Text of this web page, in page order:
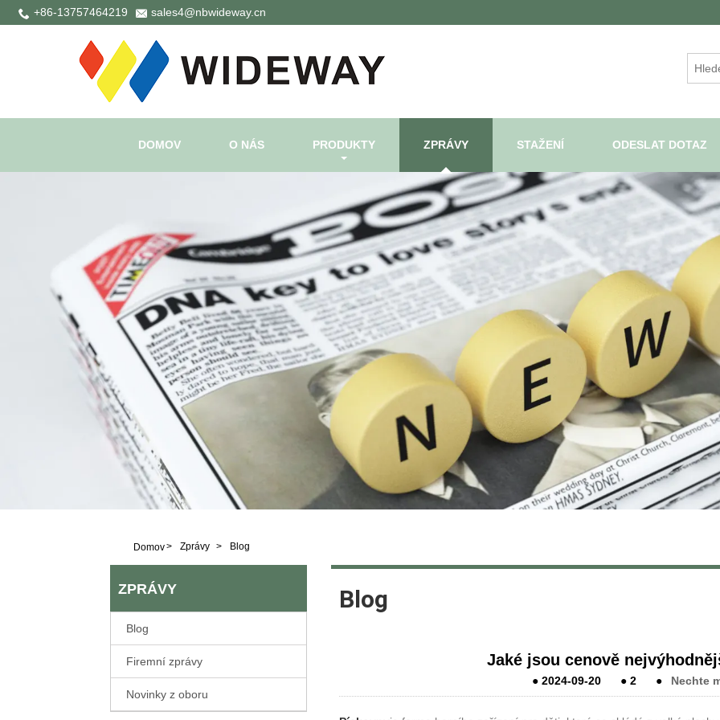
+86-13757464219 sales4@nbwideway.cn
DOMOV O NÁS PRODUKTY ZPRÁVY STAŽENÍ ODESLAT DOTAZ
Domov> Zprávy > Blog
ZPRÁVY
Blog
Firemní zprávy
Novinky z oboru
Blog
Jaké jsou cenově
● 2024-09-20 ● 2 ● Nechte